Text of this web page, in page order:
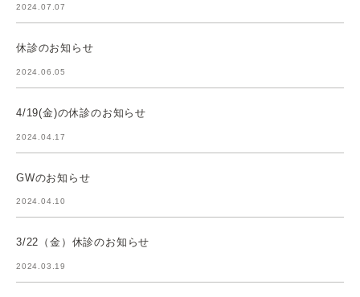
2024.07.07
休診のお知らせ
2024.06.05
4/19(金)の休診のお知らせ
2024.04.17
GWのお知らせ
2024.04.10
3/22（金）休診のお知らせ
2024.03.19